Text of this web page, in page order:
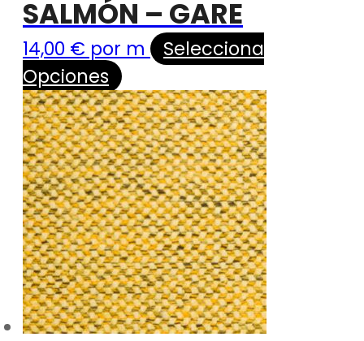
SALMÓN – GARE
14,00 € por m
Selecciona
Opciones